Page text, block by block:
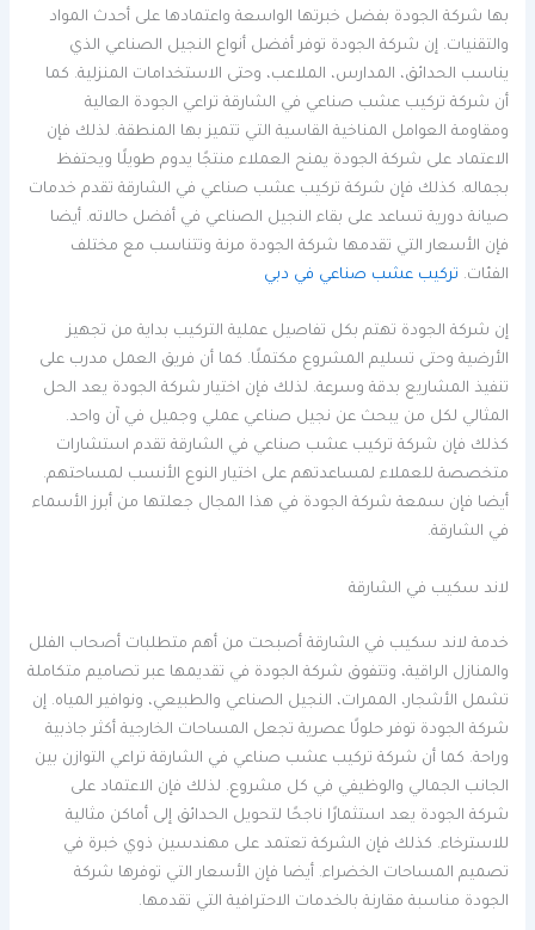
بها شركة الجودة بفضل خبرتها الواسعة واعتمادها على أحدث المواد
والتقنيات. إن شركة الجودة توفر أفضل أنواع النجيل الصناعي الذي
يناسب الحدائق، المدارس، الملاعب، وحتى الاستخدامات المنزلية. كما
أن شركة تركيب عشب صناعي في الشارقة تراعي الجودة العالية
ومقاومة العوامل المناخية القاسية التي تتميز بها المنطقة. لذلك فإن
الاعتماد على شركة الجودة يمنح العملاء منتجًا يدوم طويلًا ويحتفظ
بجماله. كذلك فإن شركة تركيب عشب صناعي في الشارقة تقدم خدمات
صيانة دورية تساعد على بقاء النجيل الصناعي في أفضل حالاته. أيضا
فإن الأسعار التي تقدمها شركة الجودة مرنة وتتناسب مع مختلف
الفئات. تركيب عشب صناعي في دبي
إن شركة الجودة تهتم بكل تفاصيل عملية التركيب بداية من تجهيز
الأرضية وحتى تسليم المشروع مكتملًا. كما أن فريق العمل مدرب على
تنفيذ المشاريع بدقة وسرعة. لذلك فإن اختيار شركة الجودة يعد الحل
المثالي لكل من يبحث عن نجيل صناعي عملي وجميل في آن واحد.
كذلك فإن شركة تركيب عشب صناعي في الشارقة تقدم استشارات
متخصصة للعملاء لمساعدتهم على اختيار النوع الأنسب لمساحتهم.
أيضا فإن سمعة شركة الجودة في هذا المجال جعلتها من أبرز الأسماء
في الشارقة.
لاند سكيب في الشارقة
خدمة لاند سكيب في الشارقة أصبحت من أهم متطلبات أصحاب الفلل
والمنازل الراقية، وتتفوق شركة الجودة في تقديمها عبر تصاميم متكاملة
تشمل الأشجار، الممرات، النجيل الصناعي والطبيعي، ونوافير المياه. إن
شركة الجودة توفر حلولًا عصرية تجعل المساحات الخارجية أكثر جاذبية
وراحة. كما أن شركة تركيب عشب صناعي في الشارقة تراعي التوازن بين
الجانب الجمالي والوظيفي في كل مشروع. لذلك فإن الاعتماد على
شركة الجودة يعد استثمارًا ناجحًا لتحويل الحدائق إلى أماكن مثالية
للاسترخاء. كذلك فإن الشركة تعتمد على مهندسين ذوي خبرة في
تصميم المساحات الخضراء. أيضا فإن الأسعار التي توفرها شركة
الجودة مناسبة مقارنة بالخدمات الاحترافية التي تقدمها.